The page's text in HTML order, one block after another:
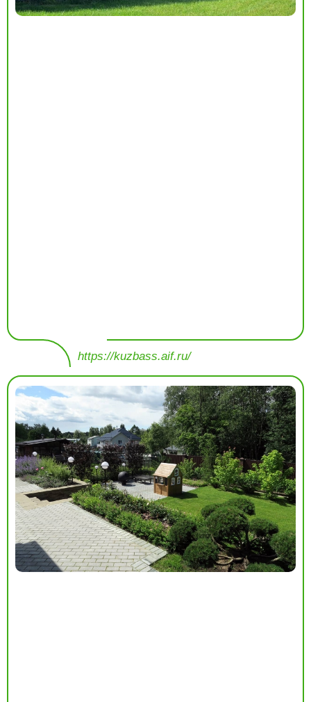
https://kuzbass.aif.ru/